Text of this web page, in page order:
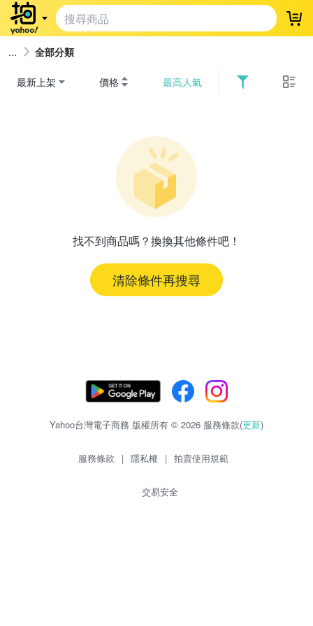
登
全部分類
最新上架 價格 最高人氣
找不到商品嗎？換換其他條件吧！
清除條件再搜尋
Yahoo台灣電子商務 版權所有 © 2026 服務條款(更新)
服務條款 | 隱私權 | 拍賣使用規範
交易安全